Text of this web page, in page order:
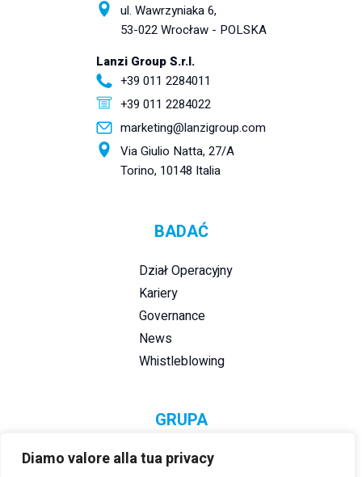
Diamo valore alla tua privacy
ul. Wawrzyniaka 6,
53-022 Wrocław - POLSKA
Lanzi Group S.r.l.
+39 011 2284011
+39 011 2284022
marketing@lanzigroup.com
Via Giulio Natta, 27/A
Torino, 10148 Italia
BADAĆ
Dział Operacyjny
Kariery
Governance
News
Whistleblowing
GRUPA